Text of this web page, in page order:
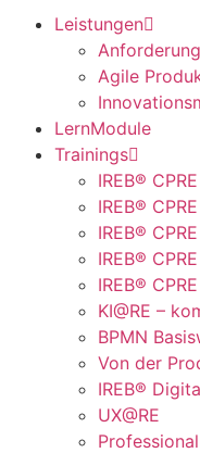
Leistungen
Agile
LernModule
Trainings
IREB®
IREB®
IREB®
IREB®
IREB®
KI@RE –
BPMN
Von der
IREB®
UX@RE